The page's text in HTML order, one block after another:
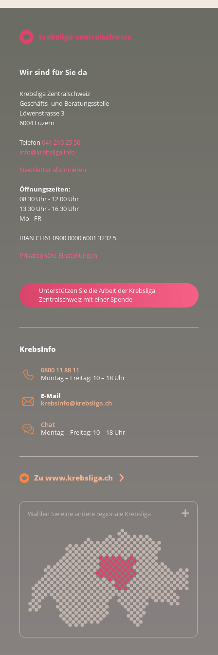
Per Telefon 041 210 25 50 oder per Mail an
Podcast "Bildungsreise" zum Thema
Trauerbegleitung - wie Kinder Trost finden und
Verlust verstehen
Trauerbegleitung für Familien
Wir sind für Sie da
Krebsliga Zentralschweiz
Geschäfts- und Beratungsstelle
Löwenstrasse 3
6004 Luzern
Telefon 041 210 25 50
info@krebsliga.info
Newsletter abonnieren
Öffnungszeiten:
08 30 Uhr - 12 00 Uhr
13 30 Uhr - 16 30 Uhr
Mo - FR
IBAN CH61 0900 0000 6001 3232 5
Privatsphäre-Einstellungen
Unterstützen Sie die Arbeit der Krebsliga
Zentralschweiz mit einer Spende
KrebsInfo
0800 11 88 11
Montag – Freitag: 10 – 18 Uhr
E-Mail
krebsinfo@krebsliga.ch
Chat
Montag – Freitag: 10 – 18 Uhr
Zu www.krebsliga.ch
Wählen Sie eine andere regionale Krebsliga